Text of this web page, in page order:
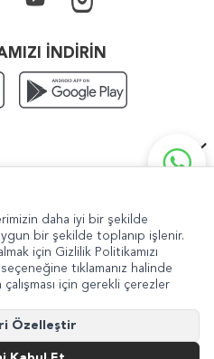
İNDİRİN
Güven Sanat
daha iyi bir şekilde
bir şekilde toplanıp işlenir.
için Gizlilik Politikamızı
seçeneğine tıklamanız halinde
için gerekli çerezler
Özelleştir